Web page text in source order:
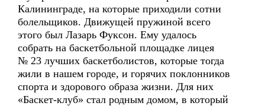
Калининграде, на которые приходили сотни
болельщиков. Движущей пружиной всего
этого был Лазарь Фуксон. Ему удалось
собрать на баскетбольной площадке лицея
№ 23 лучших баскетболистов, которые тогда
жили в нашем городе, и горячих поклонников
спорта и здорового образа жизни. Для них
«Баскет-клуб» стал родным домом, в который